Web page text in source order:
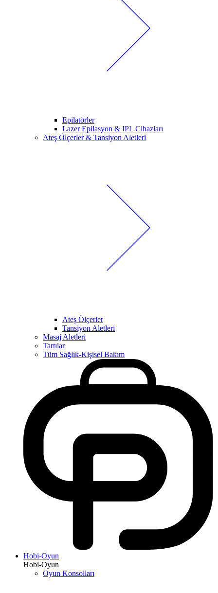
Epilatörler
Lazer Epilasyon & IPL Cihazları
Ateş Ölçerler & Tansiyon Aletleri
Ateş Ölçerler
Tansiyon Aletleri
Masaj Aletleri
Tartılar
Tüm Sağlık-Kişisel Bakım
Hobi-Oyun
Hobi-Oyun
Oyun Konsolları